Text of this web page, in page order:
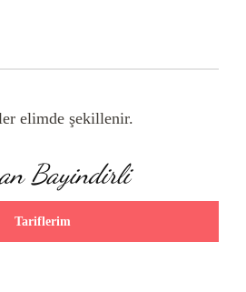
elimde şekillenir.
Bayindirli
Tariflerim